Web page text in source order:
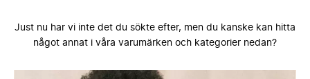
Just nu har vi inte det du sökte efter, men du kanske kan hitta
något annat i våra varumärken och kategorier nedan?